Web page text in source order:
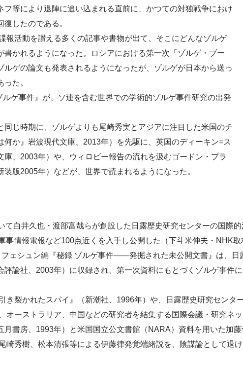
等により退陣に追い込まれる直前に、かつての対独戦争におけ
したのである。
報活動を讃える多くの記事や書物が出て、そこにどんなゾルゲ
かれるようになった。ロシアにおける第一次「ゾルゲ・ブー
ゲの論文も発表されるようになったが、ゾルゲが日本から送っ
た。
ゲ事件』が、ソ連を含む世界での学術的ゾルゲ事件研究の出発
じ時期に、ゾルゲよりも尾崎秀実とアジアに注目した米国のチ
か』岩波現代文庫、2013年）を先駆に、英国のディーキン=ス
、2003年）や、ウィロビー報告の流れを汲むゴードン・プラ
版2005年）などが、世界で読まれるようになった。
て白井久也・渡部富哉らが創設した日露歴史研究センターの国際
情報電報など100点近くを入手し公開した（下斗米伸夫・NHK
ェシュン編『秘録 ゾルゲ事件――発掘された未公開文書』は、日
論社、2003年）に収録され、第一次資料にもとづくゾルゲ事件
裂かれたスパイ』（新潮社、1996年）や、日露歴史研究センタ
オーストラリア、中国などの研究者を結集する国際会議・研究ネ
書房、1993年）と米国国立公文書館（NARA）資料を用いた加
秀樹、松本清張等による伊藤律発覚端緒説を、陰謀論として退け